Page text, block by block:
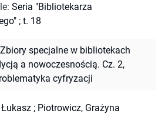
: Seria "Bibliotekarza
; t. 18
Zbiory specjalne w bibliotekach
a nowoczesnością. Cz. 2,
cyfryzacji
; Piotrowicz, Grażyna